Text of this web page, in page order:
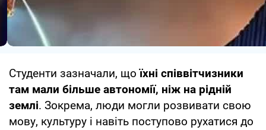
Студенти зазначали, щоїхні співвітчизники
там мали більше автономії, ніж на рідній
землі. Зокрема, люди могли розвивати свою
мову, культуру і навіть поступово рухатися до